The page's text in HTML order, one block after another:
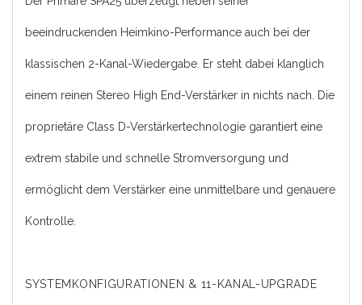
beeindruckenden Heimkino-Performance auch bei der
klassischen 2-Kanal-Wiedergabe. Er steht dabei klanglich
einem reinen Stereo High End-Verstärker in nichts nach. Die
proprietäre Class D-Verstärkertechnologie garantiert eine
extrem stabile und schnelle Stromversorgung und
ermöglicht dem Verstärker eine unmittelbare und genauere
Kontrolle.
SYSTEMKONFIGURATIONEN & 11-KANAL-UPGRADE